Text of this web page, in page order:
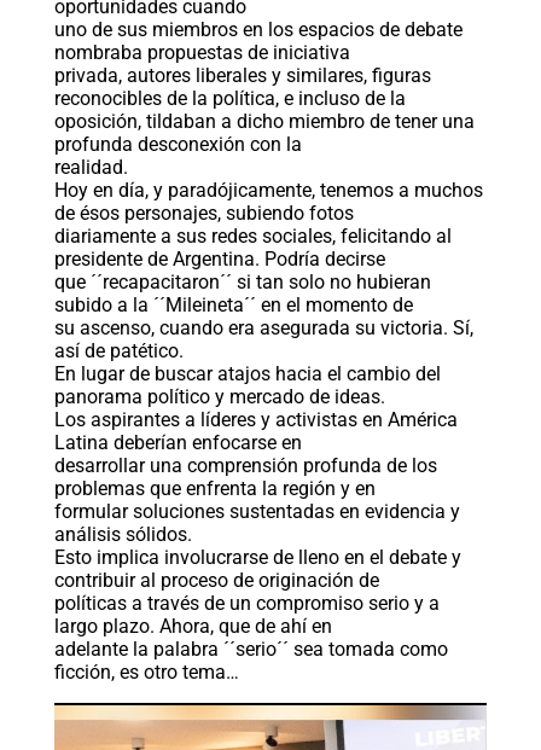
oportunidades cuando
uno de sus miembros en los espacios de debate
nombraba propuestas de iniciativa
privada, autores liberales y similares, figuras
reconocibles de la política, e incluso de la
oposición, tildaban a dicho miembro de tener una
profunda desconexión con la
realidad.
Hoy en día, y paradójicamente, tenemos a muchos
de ésos personajes, subiendo fotos
diariamente a sus redes sociales, felicitando al
presidente de Argentina. Podría decirse
que ´´recapacitaron´´ si tan solo no hubieran
subido a la ´´Mileineta´´ en el momento de
su ascenso, cuando era asegurada su victoria. Sí,
así de patético.
En lugar de buscar atajos hacia el cambio del
panorama político y mercado de ideas.
Los aspirantes a líderes y activistas en América
Latina deberían enfocarse en
desarrollar una comprensión profunda de los
problemas que enfrenta la región y en
formular soluciones sustentadas en evidencia y
análisis sólidos.
Esto implica involucrarse de lleno en el debate y
contribuir al proceso de originación de
políticas a través de un compromiso serio y a
largo plazo. Ahora, que de ahí en
adelante la palabra ´´serio´´ sea tomada como
ficción, es otro tema…